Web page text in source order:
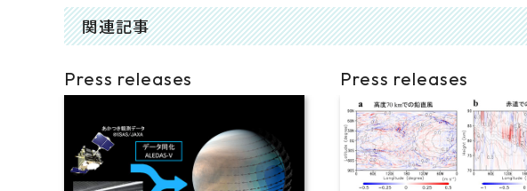
関連記事
Press releases Press releases